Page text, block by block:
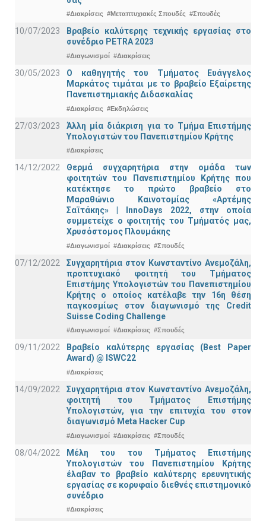
#Διακρίσεις #Μεταπτυχιακές Σπουδές #Σπουδές
10/07/2023
Βραβείο καλύτερης τεχνικής εργασίας στο
συνέδριο PETRA 2023
#Διαγωνισμοί #Διακρίσεις
30/05/2023
Ο καθηγητής του Τμήματος Ευάγγελος
Μαρκάτος τιμάται με το βραβείο Εξαίρετης
Πανεπιστημιακής Διδασκαλίας
#Διακρίσεις #Εκδηλώσεις
27/03/2023
Άλλη μία διάκριση για το Τμήμα Επιστήμης
Υπολογιστών του Πανεπιστημίου Κρήτης
#Διακρίσεις
14/12/2022
Θερμά συγχαρητήρια στην ομάδα των
φοιτητών του Πανεπιστημίου Κρήτης που
κατέκτησε το πρώτο βραβείο στο
Μαραθώνιο Καινοτομίας «Αρτέμης
Σαϊτάκης» | InnoDays 2022, στην οποία
συμμετείχε ο φοιτητής του Τμήματός μας,
Χρυσόστομος Πλουμάκης
#Διαγωνισμοί #Διακρίσεις #Σπουδές
07/12/2022
Συγχαρητήρια στον Κωνσταντίνο Ανεμοζάλη,
προπτυχιακό φοιτητή του Τμήματος
Επιστήμης Υπολογιστών του Πανεπιστημίου
Κρήτης ο οποίος κατέλαβε την 16η θέση
παγκοσμίως στον διαγωνισμό της Credit
Suisse Coding Challenge
#Διαγωνισμοί #Διακρίσεις #Σπουδές
09/11/2022
Βραβείο καλύτερης εργασίας (Best Paper
Award) @ ISWC22
#Διακρίσεις
14/09/2022
Συγχαρητήρια στον Κωνσταντίνο Ανεμοζάλη,
φοιτητή του Τμήματος Επιστήμης
Υπολογιστών, για την επιτυχία του στον
διαγωνισμό Meta Hacker Cup
#Διαγωνισμοί #Διακρίσεις #Σπουδές
08/04/2022
Μέλη του του Τμήματος Επιστήμης
Υπολογιστών του Πανεπιστημίου Κρήτης
έλαβαν το βραβείο καλύτερης ερευνητικής
εργασίας σε κορυφαίο διεθνές επιστημονικό
συνέδριο
#Διακρίσεις